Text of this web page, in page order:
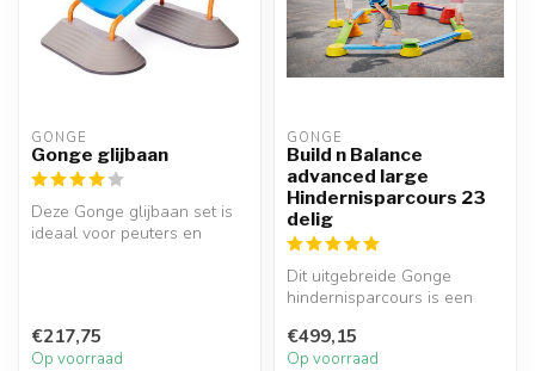
GONGE
Gonge glijbaan
Deze Gonge glijbaan set is
ideaal voor peuters en
€217,75
Op voorraad
GONGE
Build n Balance
advanced large
Hindernisparcours 23
delig
Dit uitgebreide Gonge
hindernisparcours is een
ieder kin...
€499,15
Op voorraad